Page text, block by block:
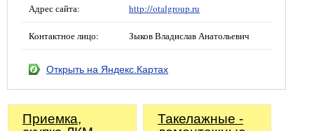
Адрес сайта: http://otalgroup.ru
Контактное лицо: Зыков Владислав Анатольевич
Открыть на Яндекс.Картах
Приемка,
Такелажные -